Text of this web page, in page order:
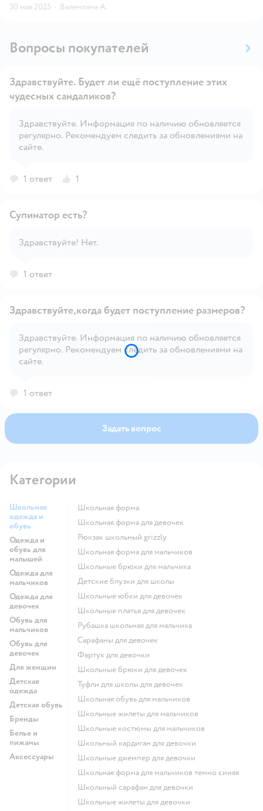
30 мая 2025 · Валентина А.
Вопросы покупателей
Открыть вопрос
Здравствуйте. Будет ли ещё поступление этих
чудесных сандаликов?
Здравствуйте. Информация по наличию обновляется
регулярно. Рекомендуем следить за обновлениями на
сайте.
1 ответ 1
Супинатор есть?
Здравствуйте! Нет.
1 ответ
Открыть вопрос
Здравствуйте,когда будет поступление размеров?
Здравствуйте. Информация по наличию обновляется
регулярно. Рекомендуем следить за обновлениями на
сайте.
1 ответ
Задать вопрос
Категории
Школьная
одежда и
обувь
Одежда и
обувь для
малышей
Одежда для
мальчиков
Одежда для
девочек
Обувь для
мальчиков
Обувь для
девочек
Для женщин
Детская
одежда
Детская обувь
Бренды
Белье и
пижамы
Аксессуары
Школьная форма
Школьная форма для девочек
Рюкзак школьный grizzly
Школьная форма для мальчиков
Школьные брюки для мальчика
Детские блузки для школы
Школьные юбки для девочек
Школьные платья для девочек
Рубашка школьная для мальчика
Сарафаны для девочек
Фартук для девочки
Школьные брюки для девочек
Туфли для школы для девочек
Школьная обувь для мальчиков
Школьные жилеты для мальчиков
Школьные костюмы для мальчиков
Школьный кардиган для девочки
Школьные джемпер для девочки
Школьная форма для мальчиков темно синяя
Школьный сарафан для девочки
Школьные жилеты для девочки